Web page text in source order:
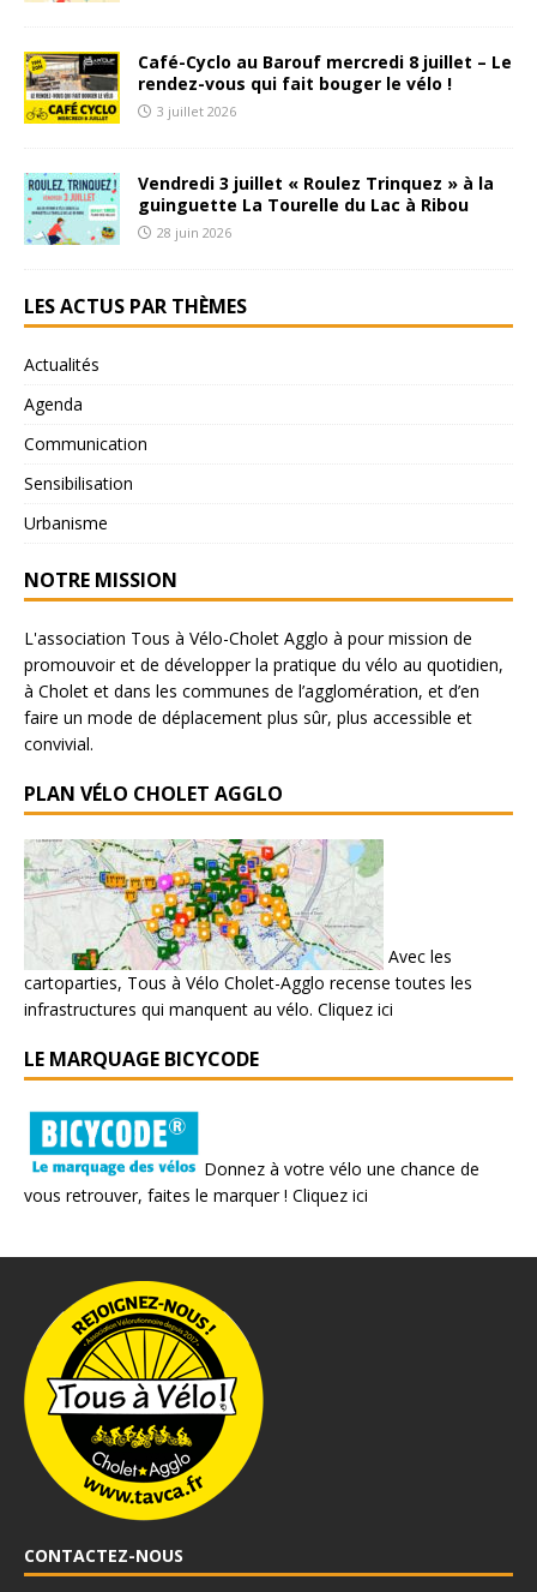
Café-Cyclo au Barouf mercredi 8 juillet – Le
rendez-vous qui fait bouger le vélo !
3 juillet 2026
Vendredi 3 juillet « Roulez Trinquez » à la
guinguette La Tourelle du Lac à Ribou
28 juin 2026
LES ACTUS PAR THÈMES
Actualités
Agenda
Communication
Sensibilisation
Urbanisme
NOTRE MISSION
L'association Tous à Vélo-Cholet Agglo à pour mission de
promouvoir et de développer la pratique du vélo au quotidien,
à Cholet et dans les communes de l’agglomération, et d’en
faire un mode de déplacement plus sûr, plus accessible et
convivial.
PLAN VÉLO CHOLET AGGLO
Avec les
cartoparties, Tous à Vélo Cholet-Agglo recense toutes les
infrastructures qui manquent au vélo. Cliquez ici
LE MARQUAGE BICYCODE
Donnez à votre vélo une chance de
vous retrouver, faites le marquer ! Cliquez ici
CONTACTEZ-NOUS